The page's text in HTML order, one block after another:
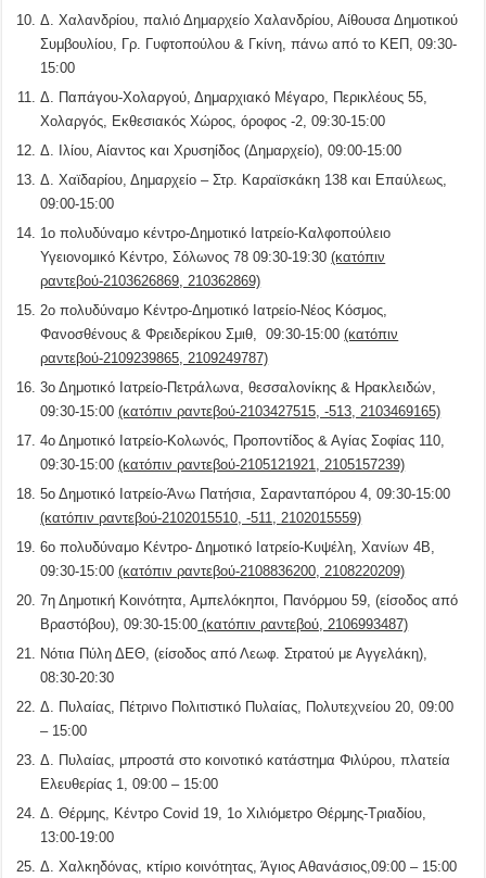
Δ. Χαλανδρίου, παλιό Δημαρχείο Χαλανδρίου, Αίθουσα Δημοτικού
Συμβουλίου, Γρ. Γυφτοπούλου & Γκίνη, πάνω από το ΚΕΠ, 09:30-
15:00
Δ. Παπάγου-Χολαργού, Δημαρχιακό Μέγαρο, Περικλέους 55,
Χολαργός, Εκθεσιακός Χώρος, όροφος -2, 09:30-15:00
Δ. Ιλίου, Αίαντος και Χρυσηίδος (Δημαρχείο), 09:00-15:00
Δ. Χαϊδαρίου, Δημαρχείο – Στρ. Καραϊσκάκη 138 και Επαύλεως,
09:00-15:00
1ο πολυδύναμο κέντρο-Δημοτικό Ιατρείο-Καλφοπούλειο
Υγειονομικό Κέντρο, Σόλωνος 78 09:30-19:30(κατόπιν
ραντεβού-2103626869, 210362869)
2ο πολυδύναμο Κέντρο-Δημοτικό Ιατρείο-Νέος Κόσμος,
Φανοσθένους & Φρειδερίκου Σμιθ, 09:30-15:00(κατόπιν
ραντεβού-2109239865, 2109249787)
3ο Δημοτικό Ιατρείο-Πετράλωνα, θεσσαλονίκης & Ηρακλειδών,
09:30-15:00(κατόπιν ραντεβού-2103427515, -513, 2103469165)
4ο Δημοτικό Ιατρείο-Κολωνός, Προποντίδος & Αγίας Σοφίας 110,
09:30-15:00(κατόπιν ραντεβού-2105121921, 2105157239)
5ο Δημοτικό Ιατρείο-Άνω Πατήσια, Σαρανταπόρου 4, 09:30-15:00
(κατόπιν ραντεβού-2102015510, -511, 2102015559)
6ο πολυδύναμο Κέντρο- Δημοτικό Ιατρείο-Κυψέλη, Χανίων 4Β,
09:30-15:00(κατόπιν ραντεβού-2108836200, 2108220209)
7η Δημοτική Κοινότητα, Αμπελόκηποι, Πανόρμου 59, (είσοδος από
Βραστόβου), 09:30-15:00 (κατόπιν ραντεβού, 2106993487)
Νότια Πύλη ΔΕΘ, (είσοδος από Λεωφ. Στρατού με Αγγελάκη),
08:30-20:30
Δ. Πυλαίας, Πέτρινο Πολιτιστικό Πυλαίας, Πολυτεχνείου 20, 09:00
– 15:00
Δ. Πυλαίας, μπροστά στο κοινοτικό κατάστημα Φιλύρου, πλατεία
Ελευθερίας 1, 09:00 – 15:00
Δ. Θέρμης, Κέντρο Covid 19, 1ο Χιλιόμετρο Θέρμης-Τριαδίου,
13:00-19:00
Δ. Χαλκηδόνας, κτίριο κοινότητας, Άγιος Αθανάσιος,09:00 – 15:00